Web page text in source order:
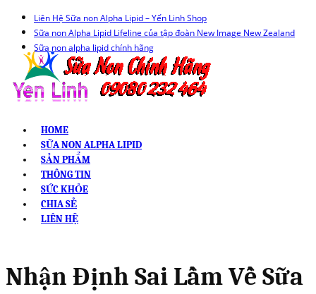
Liên Hệ Sữa non Alpha Lipid – Yến Linh Shop
Sữa non Alpha Lipid Lifeline của tập đoàn New Image New Zealand
Sữa non alpha lipid chính hãng
HOME
SỮA NON ALPHA LIPID
SẢN PHẨM
THÔNG TIN
SỨC KHỎE
CHIA SẺ
LIÊN HỆ
Nhận Định Sai Lầm Về Sữa